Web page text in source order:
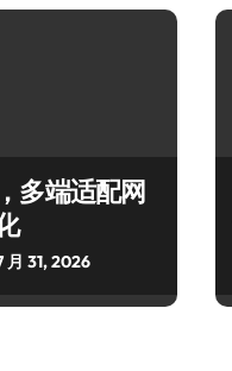
多端适配网
月 31, 2026